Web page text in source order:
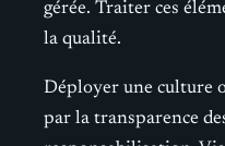
gérée. Traiter ces
la qualité.
Déployer une culture
par la transparence